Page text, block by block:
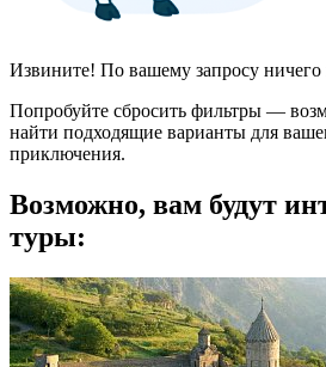
Извините! По вашему запросу ничего
Попробуйте сбросить фильтры —
найти подходящие варианты для
приключения.
Возможно, вам будут
туры: